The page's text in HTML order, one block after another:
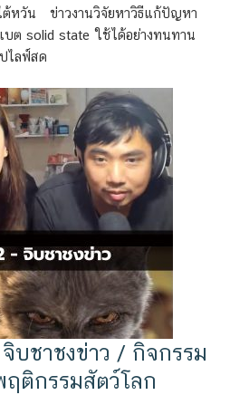
ต้หวัน ข่าวงานวิจัยหาวิธีแก้ปัญหา
ต solid state ใช้ได้อย่างทนทาน
ปไลฟ์สด
บชาชงข่าว / กิจกรรม
ติกรรมสัตว์โลก